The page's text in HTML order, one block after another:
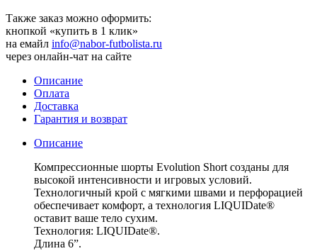
Также заказ можно оформить:
кнопкой «купить в 1 клик»
на емайл info@nabor-futbolista.ru
через онлайн-чат на сайте
Описание
Оплата
Доставка
Гарантия и возврат
Описание
Компрессионные шорты Evolution Short созданы для
высокой интенсивности и игровых условий.
Технологичный крой с мягкими швами и перфорацией
обеспечивает комфорт, а технология LIQUIDate®
оставит ваше тело сухим.
Технология: LIQUIDate®.
Длина 6”.